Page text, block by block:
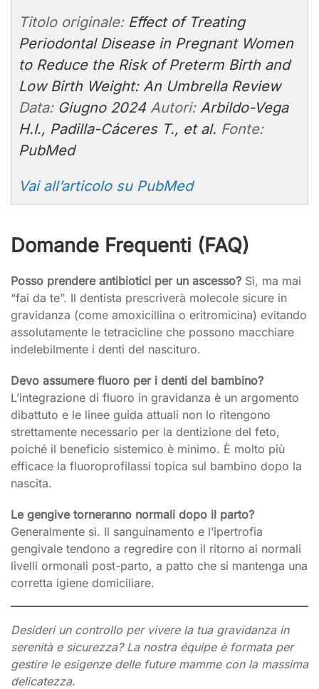
Titolo originale:Effect of Treating
Periodontal Disease in Pregnant Women
to Reduce the Risk of Preterm Birth and
Low Birth Weight: An Umbrella Review
Data:Giugno 2024 Autori:Arbildo-Vega
H.I., Padilla-Cáceres T., et al. Fonte:
PubMed
Vai all’articolo su PubMed
Domande Frequenti (FAQ)
Posso prendere antibiotici per un ascesso? Sì, ma mai
“fai da te”. Il dentista prescriverà molecole sicure in
gravidanza (come amoxicillina o eritromicina) evitando
assolutamente le tetracicline che possono macchiare
indelebilmente i denti del nascituro.
Devo assumere fluoro per i denti del bambino?
L’integrazione di fluoro in gravidanza è un argomento
dibattuto e le linee guida attuali non lo ritengono
strettamente necessario per la dentizione del feto,
poiché il beneficio sistemico è minimo. È molto più
efficace la fluoroprofilassi topica sul bambino dopo la
nascita.
Le gengive torneranno normali dopo il parto?
Generalmente sì. Il sanguinamento e l’ipertrofia
gengivale tendono a regredire con il ritorno ai normali
livelli ormonali post-parto, a patto che si mantenga una
corretta igiene domiciliare.
Desideri un controllo per vivere la tua gravidanza in
serenità e sicurezza? La nostra équipe è formata per
gestire le esigenze delle future mamme con la massima
delicatezza.